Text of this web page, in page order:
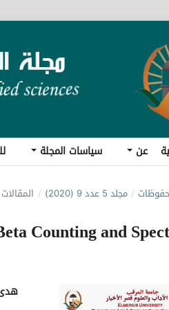
عن سياسات المجلة
/ مجلد 5 عدد 9 (2020) / المقالات
Counting and